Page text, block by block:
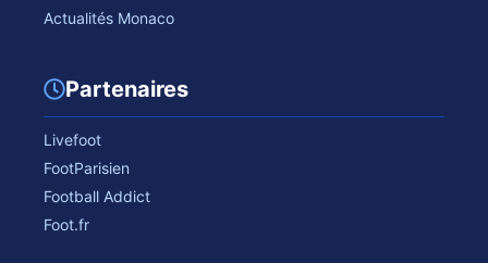
Actualités Monaco
Partenaires
Livefoot
FootParisien
Football Addict
Foot.fr